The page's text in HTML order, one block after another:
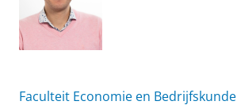
Faculteit Economie en Bedrijfskunde